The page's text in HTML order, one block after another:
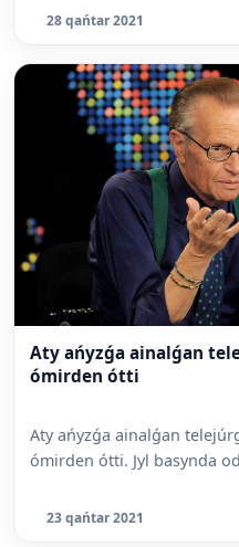
28 qańtar 2021
Aty ańyzǵa ainalǵan
ómirden ótti
Aty ańyzǵa ainalǵan
ómirden ótti. Jyl basynda
23 qańtar 2021